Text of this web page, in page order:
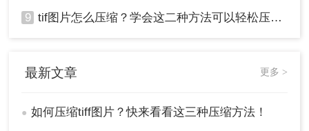
5、压缩完成点击下载即可。
中出现问题。在上传文件前，应检查文件大小是否
9 tif图片怎么压缩？学会这二种方法可以轻松压缩大小!！
最新文章 更多 >
● 如何压缩tiff图片？快来看看这三种压缩方法！